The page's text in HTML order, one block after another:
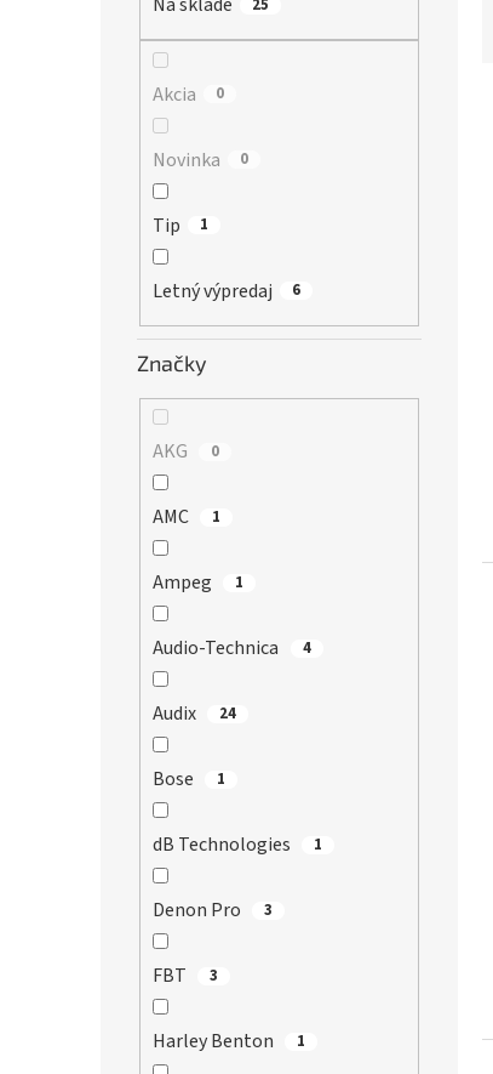
25
Akcia 0
Novinka 0
Tip 1
Letný výpredaj 6
Značky
AKG 0
AMC 1
Ampeg 1
Audio-Technica 4
Audix 24
Bose 1
dB Technologies 1
Denon Pro 3
FBT 3
Harley Benton 1